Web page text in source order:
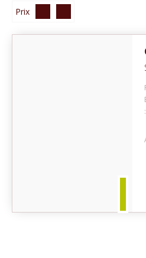
Prix
: